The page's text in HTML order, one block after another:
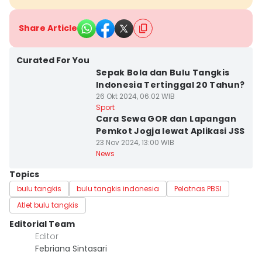
Share Article
Curated For You
Sepak Bola dan Bulu Tangkis
Indonesia Tertinggal 20 Tahun?
26 Okt 2024, 06:02 WIB
Sport
Cara Sewa GOR dan Lapangan
Pemkot Jogja lewat Aplikasi JSS
23 Nov 2024, 13:00 WIB
News
Topics
bulu tangkis bulu tangkis indonesia
Pelatnas PBSI
Atlet bulu tangkis
Editorial Team
Editor
Febriana Sintasari